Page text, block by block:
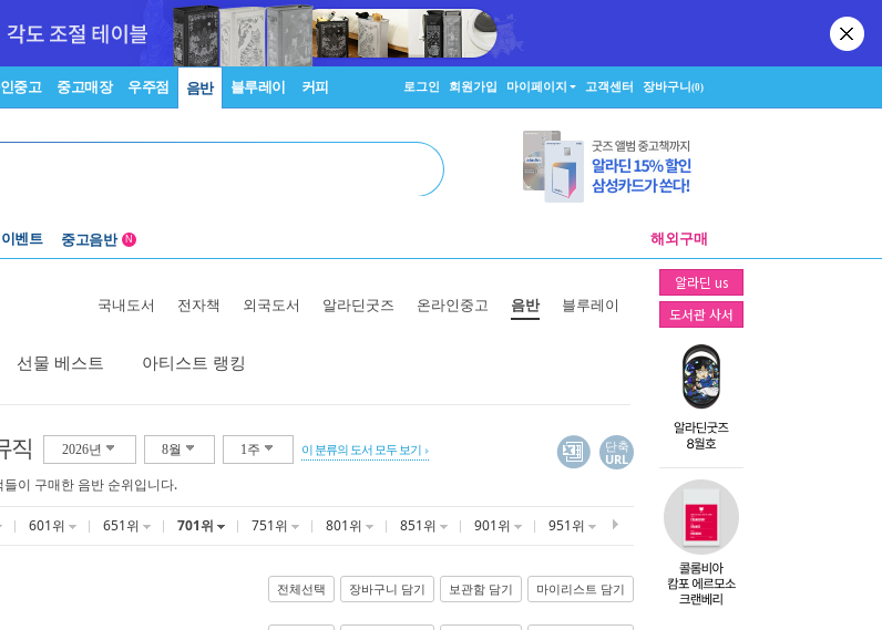
중고 중고매장 우주점 음반 블루레이 커피 로그인 회원가입 마이페이지 고객센터 장바구니(0)
이벤트
중고음반
N 해외구매
알라딘 us
도서관 사서
국내도서 전자책 외국도서 알라딘굿즈 온라인중고 음반 블루레이
선물 베스트 아티스트 랭킹
직 2026년 8월 1주 이 분류의 도서 모두 보기
단축
URL
이 구매한 음반 순위입니다.
601위 651위 701위 751위 801위 851위 901위 951위
전체선택 장바구니 담기 보관함 담기 마이리스트 담기